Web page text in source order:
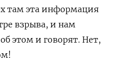
там эта информация
взрыва, и нам
этом и говорят. Нет,